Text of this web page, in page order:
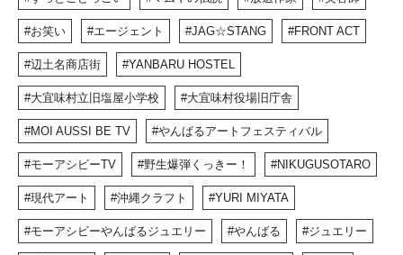
お笑い エージェント JAG☆STANG FRONT ACT
辺土名商店街 YANBARU HOSTEL
大宜味村立旧塩屋小学校 大宜味村役場旧庁舎
MOI AUSSI BE TV やんばるアートフェスティバル
モーアシビーTV 野生爆弾くっきー！ NIKUGUSOTARO
現代アート 沖縄クラフト YURI MIYATA
モーアシビーやんばるジュエリー やんばる ジュエリー